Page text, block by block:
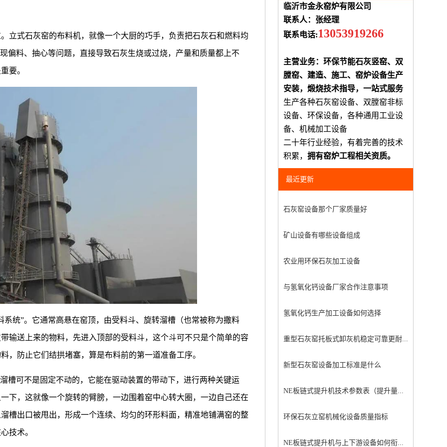
立式石灰窑的布料机，就像一个大厨的巧手，负责把石灰石和燃料均
偏料、抽心等问题，直接导致石灰生烧或过烧，产量和质量都上不
要。
统”。它通常高悬在窑顶，由受料斗、旋转溜槽（也常被称为撒料
输送上来的物料，先进入顶部的受料斗，这个斗可不只是个简单的容
，防止它们结拱堵塞，算是布料前的第一道准备工序。
槽可不是固定不动的，它能在驱动装置的带动下，进行两种关键运
下，这就像一个旋转的臂膀，一边围着窑中心转大圈，一边自己还在
槽出口被甩出，形成一个连续、均匀的环形料面，精准地铺满窑的整
技术。
临沂市金永窑炉有限公司
联系人：张经理
联系电话:13053919266
主营业务：环保节能石灰竖窑、双
膛窑、建造、施工、窑炉设备生产
安装，煅烧技术指导，一站式服务
生产各种石灰窑设备、双膛窑非标
设备、环保设备，各种通用工业设
备、机械加工设备
二十年行业经验，有着完善的技术
积累， 拥有窑炉工程相关资质。
最近更新
石灰窑设备那个厂家质量好
矿山设备有哪些设备组成
农业用环保石灰加工设备
与氢氧化钙设备厂家合作注意事项
氢氧化钙生产加工设备如何选择
重型石灰窑托板式卸灰机稳定可靠更耐...
新型石灰窑设备加工标准是什么
NE板链式提升机技术参数表（提升量...
环保石灰立窑机械化设备质量指标
NE板链式提升机与上下游设备如何衔...